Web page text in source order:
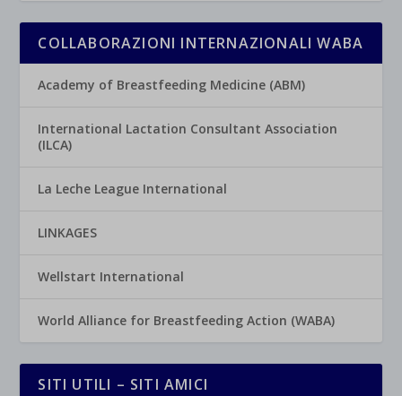
COLLABORAZIONI INTERNAZIONALI WABA
Academy of Breastfeeding Medicine (ABM)
International Lactation Consultant Association
(ILCA)
La Leche League International
LINKAGES
Wellstart International
World Alliance for Breastfeeding Action (WABA)
SITI UTILI – SITI AMICI